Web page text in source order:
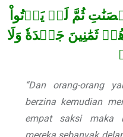
ثُمَّ لَمۡ يَأۡتُواْ
ثَمَٰنِينَ جَلۡدَةٗ وَلَا
“Dan orang-orang
berzina kemudian
empat saksi maka